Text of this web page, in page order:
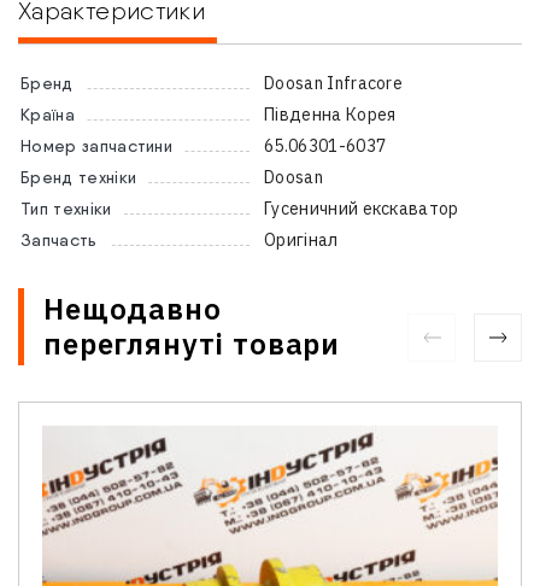
Характеристики
Бренд Doosan Infracore
Країна Південна Корея
Номер запчастини 65.06301-6037
Бренд техніки Doosan
Тип техніки Гусеничний екскаватор
Запчасть Оригінал
Нещодавно
переглянуті товари
Зв'язатися з нами
Відділ продажу запасних частин